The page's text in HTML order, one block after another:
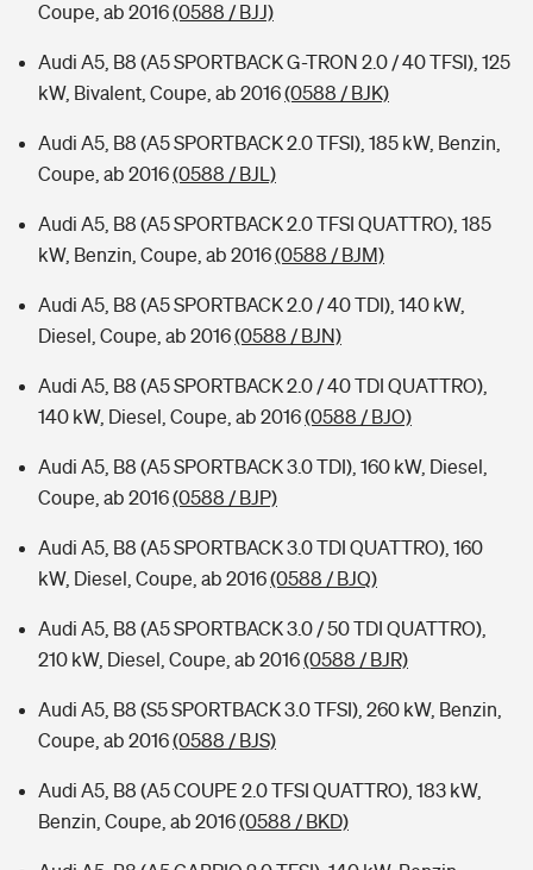
Coupe, ab 2016(0588 / BJJ)
Audi A5, B8 (A5 SPORTBACK G-TRON 2.0 / 40 TFSI), 125
kW, Bivalent, Coupe, ab 2016(0588 / BJK)
Audi A5, B8 (A5 SPORTBACK 2.0 TFSI), 185 kW, Benzin,
Coupe, ab 2016(0588 / BJL)
Audi A5, B8 (A5 SPORTBACK 2.0 TFSI QUATTRO), 185
kW, Benzin, Coupe, ab 2016(0588 / BJM)
Audi A5, B8 (A5 SPORTBACK 2.0 / 40 TDI), 140 kW,
Diesel, Coupe, ab 2016(0588 / BJN)
Audi A5, B8 (A5 SPORTBACK 2.0 / 40 TDI QUATTRO),
140 kW, Diesel, Coupe, ab 2016(0588 / BJO)
Audi A5, B8 (A5 SPORTBACK 3.0 TDI), 160 kW, Diesel,
Coupe, ab 2016(0588 / BJP)
Audi A5, B8 (A5 SPORTBACK 3.0 TDI QUATTRO), 160
kW, Diesel, Coupe, ab 2016(0588 / BJQ)
Audi A5, B8 (A5 SPORTBACK 3.0 / 50 TDI QUATTRO),
210 kW, Diesel, Coupe, ab 2016(0588 / BJR)
Audi A5, B8 (S5 SPORTBACK 3.0 TFSI), 260 kW, Benzin,
Coupe, ab 2016(0588 / BJS)
Audi A5, B8 (A5 COUPE 2.0 TFSI QUATTRO), 183 kW,
Benzin, Coupe, ab 2016(0588 / BKD)